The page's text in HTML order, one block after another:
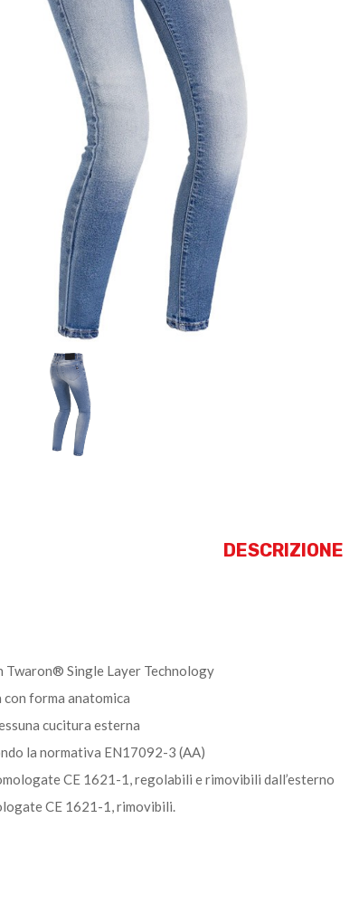
DESCRIZIONE
Twaron® Single Layer Technology
forma anatomica
cucitura esterna
la normativa EN17092-3 (AA)
CE 1621-1, regolabili e rimovibili dall’esterno
CE 1621-1, rimovibili.